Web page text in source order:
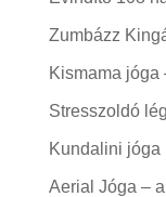
Zumbázz
Kismama jóga
Stresszoldó
Kundalini jóga
Aerial Jóga –